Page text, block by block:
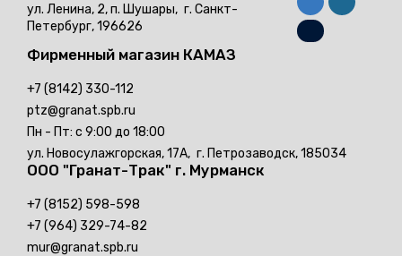
ул. Ленина, 2, п. Шушары, г. Санкт-
Петербург, 196626
Фирменный магазин КАМАЗ
+7 (8142) 330-112
ptz@granat.spb.ru
Пн - Пт: с 9:00 до 18:00
ул. Новосулажгорская, 17А, г. Петрозаводск, 185034
ООО "Гранат-Трак" г. Мурманск
+7 (8152) 598-598
+7 (964) 329-74-82
mur@granat.spb.ru